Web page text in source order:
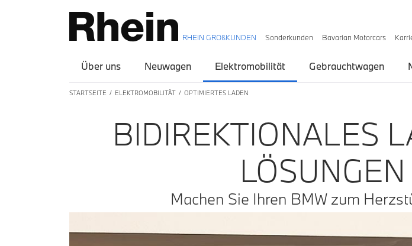
RHEIN GROßKUNDEN Sonderkunden Bavarian Motorcars
Über uns Neuwagen Elektromobilität Gebrauchtwagen
STARTSEITE ELEKTROMOBILITÄT OPTIMIERTES LADEN
BIDIREKTIONALES
Machen Sie Ihren BMW zum